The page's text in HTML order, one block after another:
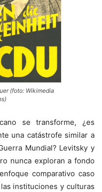
(foto: Wikimedia
se transforme, ¿es
una catástrofe similar a
Mundial? Levitsky y
nunca exploran a fondo
comparativo caso
instituciones y culturas